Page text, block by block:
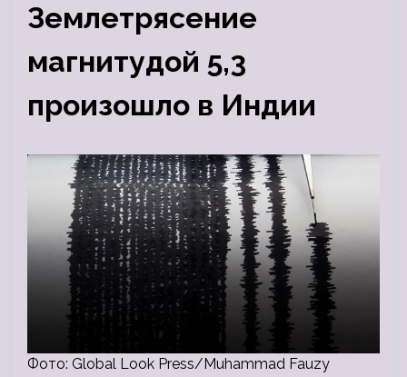
Землетрясение
магнитудой 5,3
произошло в Индии
Фото: Global Look Press/Muhammad Fauzy